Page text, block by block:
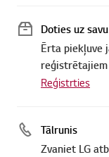
Doties uz
Ērta piekļuve
Reģistrties
Tālrunis
Zvaniet LG